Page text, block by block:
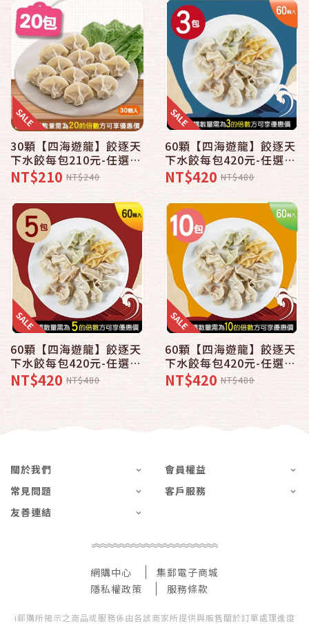
30顆【四海遊龍】餃逐天
下水餃每包210元-任選20
包結帳下殺優惠
NT$210 NT$240
60顆【四海遊龍】餃逐天
下水餃每包420元-任選3
包結帳下殺優惠
NT$420 NT$480
60顆【四海遊龍】餃逐天
下水餃每包420元-任選5
包結帳下殺優惠
NT$420 NT$480
60顆【四海遊龍】餃逐天
下水餃每包420元-任選10
包結帳下殺優惠
NT$420 NT$480
關於我們
會員權益
常見問題
客戶服務
友善連結
網購中心
集郵電子商城
隱私權政策
服務條款
i郵購所揭示之商品或服務係由各該商家所提供與販售關於訂單處理進度